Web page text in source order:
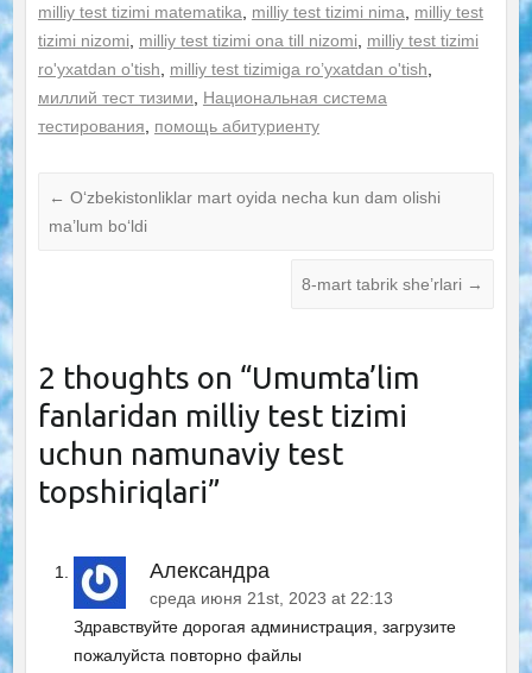
milliy test tizimi matematika, milliy test tizimi nima, milliy test
tizimi nizomi, milliy test tizimi ona till nizomi, milliy test tizimi
ro'yxatdan o'tish, milliy test tizimiga ro’yxatdan o'tish,
миллий тест тизими, Национальная система
тестирования, помощь абитуриенту
← O‘zbekistonliklar mart oyida necha kun dam olishi
ma’lum bo‘ldi
8-mart tabrik she’rlari →
2 thoughts on “Umumta’lim
fanlaridan milliy test tizimi
uchun namunaviy test
topshiriqlari”
Александра
среда июня 21st, 2023 at 22:13
Здравствуйте дорогая администрация, загрузите
пожалуйста повторно файлы